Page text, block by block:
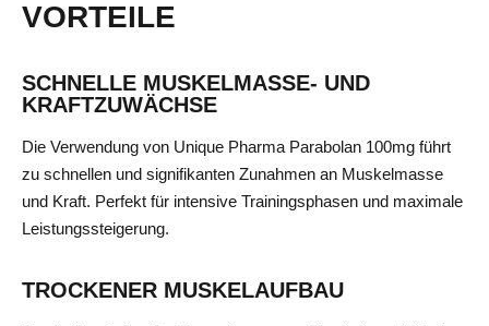
VORTEILE
SCHNELLE MUSKELMASSE- UND
KRAFTZUWÄCHSE
Die Verwendung von Unique Pharma Parabolan 100mg führt
zu schnellen und signifikanten Zunahmen an Muskelmasse
und Kraft. Perfekt für intensive Trainingsphasen und maximale
Leistungssteigerung.
TROCKENER MUSKELAUFBAU